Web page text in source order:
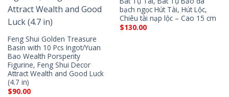
Feng Shui Golden Treasure
Basin with 10 Pcs Ingot/Yuan
Bao Wealth Porsperity
Figurine, Feng Shui Decor
Attract Wealth and Good Luck
(4.7 in)
$90.00
bạch ngọc Hút Tài, Hút Lộc,
Chiêu tài nạp lộc – Cao 15 cm
$130.00